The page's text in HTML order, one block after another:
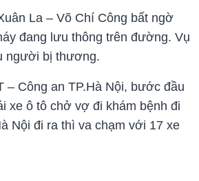
La – Võ Chí Công bất ngờ
đang lưu thông trên đường. Vụ
người bị thương.
– Công an TP.Hà Nội, bước đầu
xe ô tô chở vợ đi khám bệnh đi
Nội đi ra thì va chạm với 17 xe